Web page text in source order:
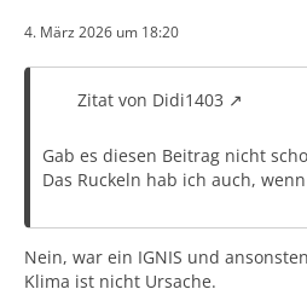
4. März 2026 um 18:20
Zitat von Didi1403
Gab es diesen Beitrag nicht
Das Ruckeln hab ich auch,
Nein, war ein IGNIS und
Klima ist nicht Ursache.